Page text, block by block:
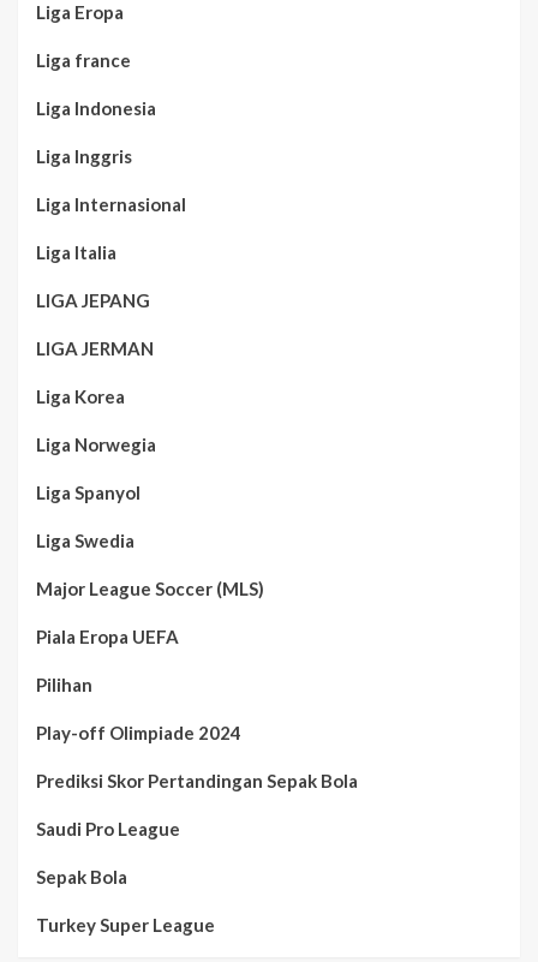
Liga Eropa
Liga france
Liga Indonesia
Liga Inggris
Liga Internasional
Liga Italia
LIGA JEPANG
LIGA JERMAN
Liga Korea
Liga Norwegia
Liga Spanyol
Liga Swedia
Major League Soccer (MLS)
Piala Eropa UEFA
Pilihan
Play-off Olimpiade 2024
Prediksi Skor Pertandingan Sepak Bola
Saudi Pro League
Sepak Bola
Turkey Super League